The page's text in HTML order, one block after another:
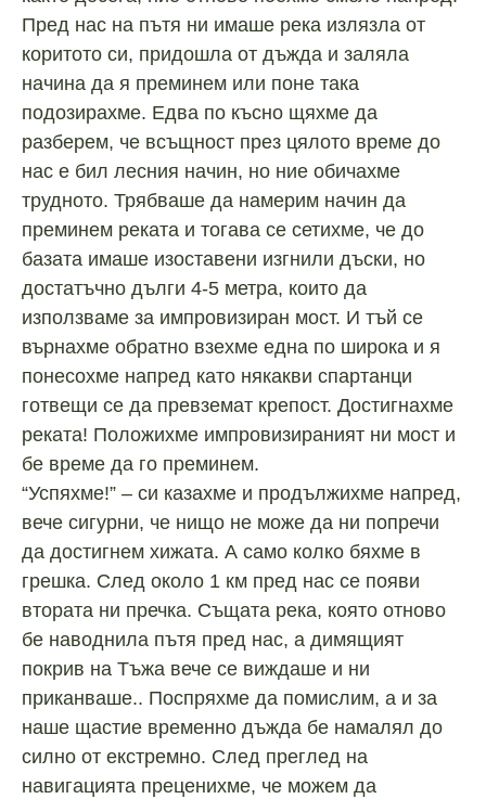
Пред нас на пътя ни имаше река излязла от
коритото си, придошла от дъжда и заляла
начина да я преминем или поне така
подозирахме. Едва по късно щяхме да
разберем, че всъщност през цялото време до
нас е бил лесния начин, но ние обичахме
трудното. Трябваше да намерим начин да
преминем реката и тогава се сетихме, че до
базата имаше изоставени изгнили дъски, но
достатъчно дълги 4-5 метра, които да
използваме за импровизиран мост. И тъй се
върнахме обратно взехме една по широка и я
понесохме напред като някакви спартанци
готвещи се да превземат крепост. Достигнахме
реката! Положихме импровизираният ни мост и
бе време да го преминем.
“Успяхме!” – си казахме и продължихме напред,
вече сигурни, че нищо не може да ни попречи
да достигнем хижата. А само колко бяхме в
грешка. След около 1 км пред нас се появи
втората ни пречка. Същата река, която отново
бе наводнила пътя пред нас, а димящият
покрив на Тъжа вече се виждаше и ни
приканваше.. Поспряхме да помислим, а и за
наше щастие временно дъжда бе намалял до
силно от екстремно. След преглед на
навигацията преценихме, че можем да